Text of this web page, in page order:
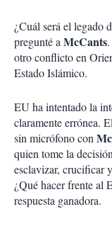
¿Cuál será el legado
pregunté a McCants
otro conflicto en
Estado Islámico.
EU ha intentado la
claramente errónea.
sin micrófono con
quien tome la
esclavizar, crucificar
¿Qué hacer frente al
respuesta ganadora.